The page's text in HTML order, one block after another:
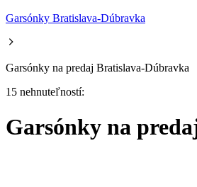
Garsónky Bratislava-Dúbravka
Garsónky na predaj Bratislava-Dúbravka
15 nehnuteľností:
Garsónky na